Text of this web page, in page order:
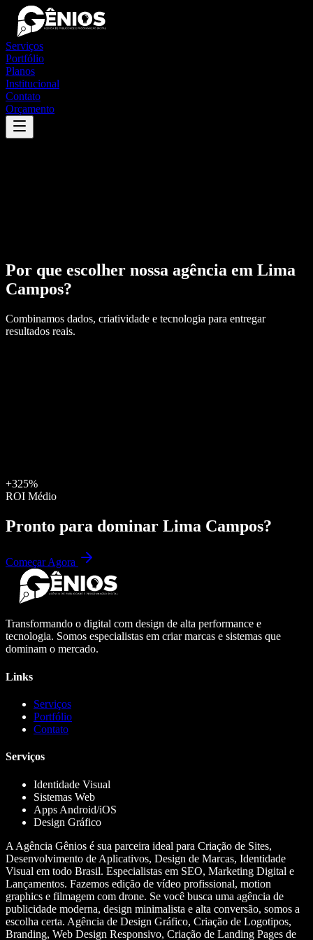
Serviços
Portfólio
Planos
Institucional
Contato
Orçamento
Por que escolher nossa agência em Lima
Campos?
Combinamos dados, criatividade e tecnologia para entregar
resultados reais.
+325%
ROI Médio
Pronto para dominar Lima Campos?
Começar Agora
Transformando o digital com design de alta performance e
tecnologia. Somos especialistas em criar marcas e sistemas que
dominam o mercado.
Links
Serviços
Portfólio
Contato
Serviços
Identidade Visual
Sistemas Web
Apps Android/iOS
Design Gráfico
A Agência Gênios é sua parceira ideal para Criação de Sites,
Desenvolvimento de Aplicativos, Design de Marcas, Identidade
Visual em todo Brasil. Especialistas em SEO, Marketing Digital e
Lançamentos. Fazemos edição de vídeo profissional, motion
graphics e filmagem com drone. Se você busca uma agência de
publicidade moderna, design minimalista e alta conversão, somos a
escolha certa. Agência de Design Gráfico, Criação de Logotipos,
Branding, Web Design Responsivo, Criação de Landing Pages de